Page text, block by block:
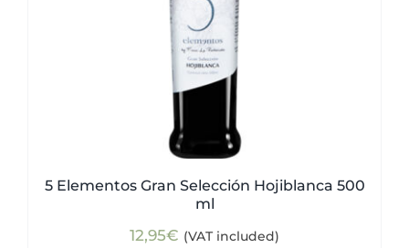
5 Elementos Gran Selección Hojiblanca 500
ml
12,95€ (VAT included)